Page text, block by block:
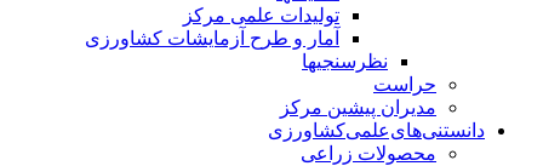
تولیدات علمی مرکز
آمار و طرح آزمایشات کشاورزی
نظرسنجیها
حراست
مدیران پیشین مرکز
دانستنی‌های‌علمی‌کشاورزی
محصولات زراعی